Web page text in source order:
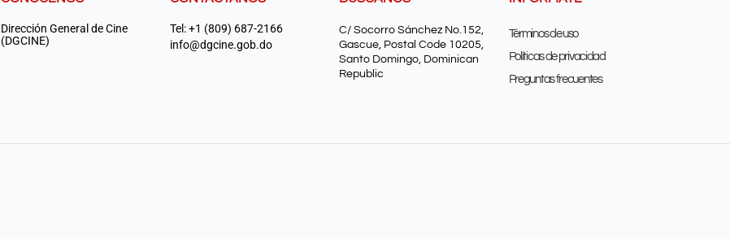
Dirección General de Cine
(DGCINE)
Tel: +1 (809) 687-2166
info@dgcine.gob.do
C/ Socorro Sánchez No.152,
Gascue, Postal Code 10205,
Santo Domingo, Dominican
Republic
Términos de uso
Políticas de privacidad
Preguntas frecuentes